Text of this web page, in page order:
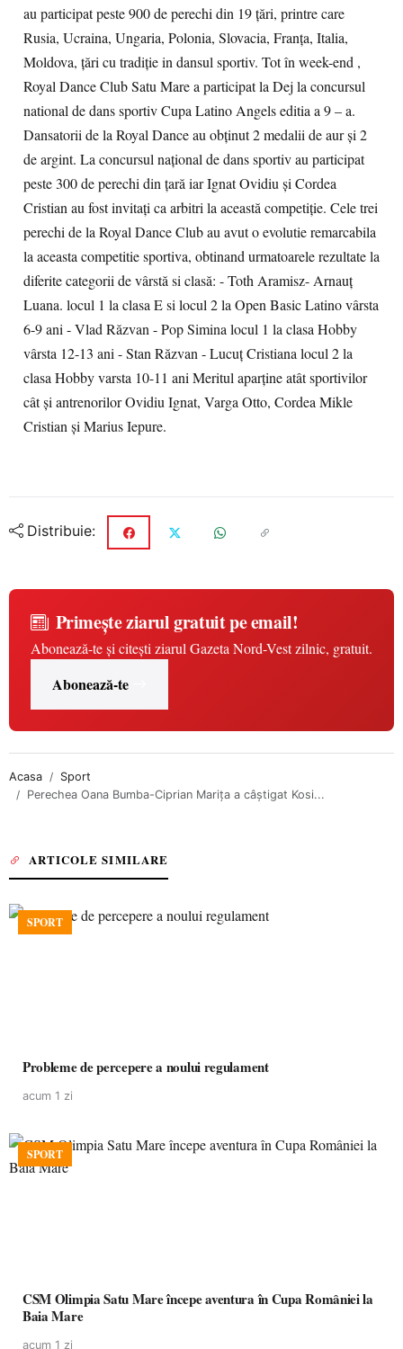
au participat peste 900 de perechi din 19 ţări, printre care
Rusia, Ucraina, Ungaria, Polonia, Slovacia, Franţa, Italia,
Moldova, ţări cu tradiţie in dansul sportiv. Tot în week-end ,
Royal Dance Club Satu Mare a participat la Dej la concursul
national de dans sportiv Cupa Latino Angels editia a 9 – a.
Dansatorii de la Royal Dance au obţinut 2 medalii de aur şi 2
de argint. La concursul naţional de dans sportiv au participat
peste 300 de perechi din ţară iar Ignat Ovidiu şi Cordea
Cristian au fost invitaţi ca arbitri la această competiţie. Cele trei
perechi de la Royal Dance Club au avut o evolutie remarcabila
la aceasta competitie sportiva, obtinand urmatoarele rezultate la
diferite categorii de vârstă si clasă: - Toth Aramisz- Arnauţ
Luana. locul 1 la clasa E si locul 2 la Open Basic Latino vârsta
6-9 ani - Vlad Răzvan - Pop Simina locul 1 la clasa Hobby
vârsta 12-13 ani - Stan Răzvan - Lucuţ Cristiana locul 2 la
clasa Hobby varsta 10-11 ani Meritul aparţine atât sportivilor
cât şi antrenorilor Ovidiu Ignat, Varga Otto, Cordea Mikle
Cristian şi Marius Iepure.
Distribuie:
Primește ziarul gratuit pe email!
Abonează-te și citești ziarul Gazeta Nord-Vest zilnic, gratuit.
Abonează-te
Acasa
Sport
Perechea Oana Bumba-Ciprian Mariţa a câştigat Kosi...
ARTICOLE SIMILARE
SPORT
Probleme de percepere a noului regulament
acum 1 zi
SPORT
CSM Olimpia Satu Mare începe aventura în Cupa României la
Baia Mare
acum 1 zi